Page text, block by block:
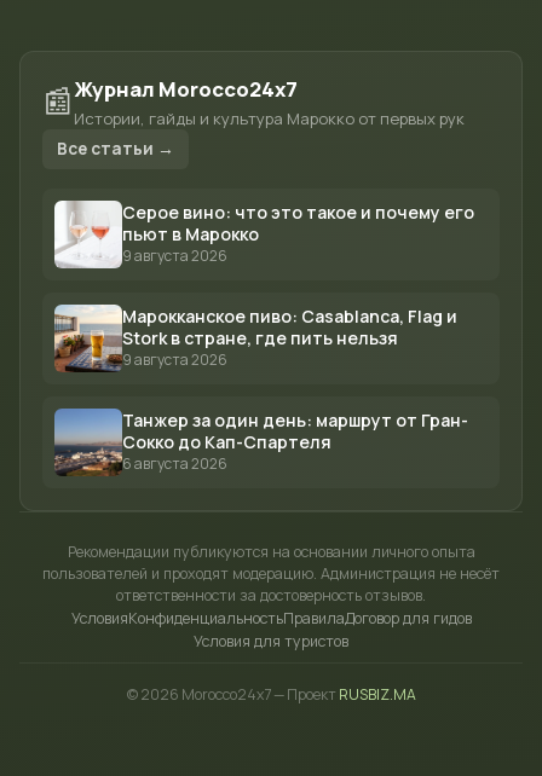
📰Журнал Morocco24x7
Истории, гайды и культура Марокко от первых рук
Все статьи →
Серое вино: что это такое и почему его
пьют в Марокко
9 августа 2026
Марокканское пиво: Casablanca, Flag и
Stork в стране, где пить нельзя
9 августа 2026
Танжер за один день: маршрут от Гран-
Сокко до Кап-Спартеля
6 августа 2026
Рекомендации публикуются на основании личного опыта
пользователей и проходят модерацию. Администрация не несёт
ответственности за достоверность отзывов.
УсловияКонфиденциальностьПравилаДоговор для гидов
Условия для туристов
© 2026 Morocco24x7 — Проект RUSBIZ.MA